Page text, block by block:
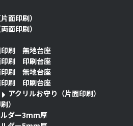
面印刷）
面印刷）
刷 無地台座
刷 印刷台座
刷 無地台座
刷 印刷台座
アクリルお守り（片面印刷）
）
ルダー3mm厚